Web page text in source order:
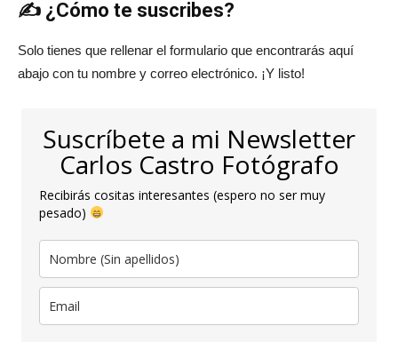
✍️ ¿Cómo te suscribes?
Solo tienes que rellenar el formulario que encontrarás aquí
abajo con tu nombre y correo electrónico. ¡Y listo!
Suscríbete a mi Newsletter
Carlos Castro Fotógrafo
Recibirás cositas interesantes (espero no ser muy
pesado)